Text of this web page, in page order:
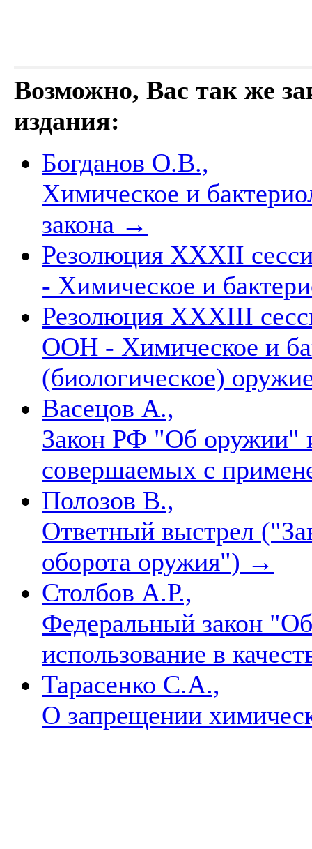
Возможно, Вас так же
издания:
Богданов О.В.,
Химическое и
закона →
Резолюция XXXII
- Химическое и
Резолюция XXXIII
ООН - Химическое и
(биологическое)
Васецов А.,
Закон РФ "Об оружии"
совершаемых с
Полозов В.,
Ответный выстрел
оборота оружия") →
Столбов А.Р.,
Федеральный закон
использование в
Тарасенко С.А.,
О запрещении